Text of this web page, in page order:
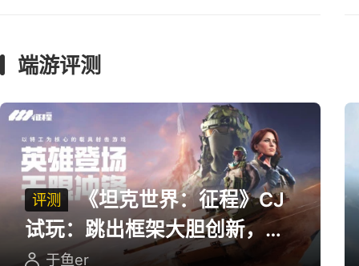
端游评测
评测
《坦克世界：征程》CJ
试玩：跳出框架大胆创新，用
英雄射击重塑坦克对战
于鱼er